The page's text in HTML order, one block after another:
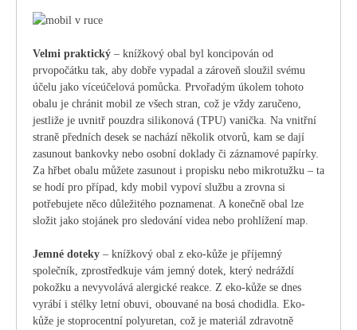
Velmi praktický – knížkový obal byl koncipován od
prvopočátku tak, aby dobře vypadal a zároveň sloužil svému
účelu jako víceúčelová pomůcka. Prvořadým úkolem tohoto
obalu je chránit mobil ze všech stran, což je vždy zaručeno,
jestliže je uvnitř pouzdra silikonová (TPU) vanička. Na vnitřní
straně předních desek se nachází několik otvorů, kam se dají
zasunout bankovky nebo osobní doklady či záznamové papírky.
Za hřbet obalu můžete zasunout i propisku nebo mikrotužku – ta
se hodí pro případ, kdy mobil vypoví službu a zrovna si
potřebujete něco důležitého poznamenat. A konečně obal lze
složit jako stojánek pro sledování videa nebo prohlížení map.
Jemné doteky – knížkový obal z eko-kůže je příjemný
společník, zprostředkuje vám jemný dotek, který nedráždí
pokožku a nevyvolává alergické reakce. Z eko-kůže se dnes
vyrábí i stélky letní obuvi, obouvané na bosá chodidla. Eko-
kůže je stoprocentní polyuretan, což je materiál zdravotně